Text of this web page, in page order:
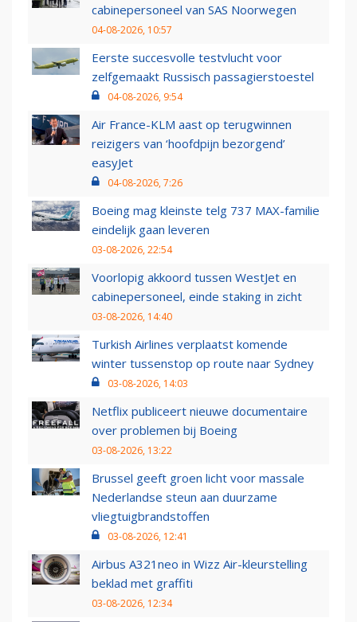
cabinepersoneel van SAS Noorwegen
04-08-2026, 10:57
Eerste succesvolle testvlucht voor
zelfgemaakt Russisch passagierstoestel
04-08-2026, 9:54
Air France-KLM aast op terugwinnen
reizigers van ‘hoofdpijn bezorgend’
easyJet
04-08-2026, 7:26
Boeing mag kleinste telg 737 MAX-familie
eindelijk gaan leveren
03-08-2026, 22:54
Voorlopig akkoord tussen WestJet en
cabinepersoneel, einde staking in zicht
03-08-2026, 14:40
Turkish Airlines verplaatst komende
winter tussenstop op route naar Sydney
03-08-2026, 14:03
Netflix publiceert nieuwe documentaire
over problemen bij Boeing
03-08-2026, 13:22
Brussel geeft groen licht voor massale
Nederlandse steun aan duurzame
vliegtuigbrandstoffen
03-08-2026, 12:41
Airbus A321neo in Wizz Air-kleurstelling
beklad met graffiti
03-08-2026, 12:34